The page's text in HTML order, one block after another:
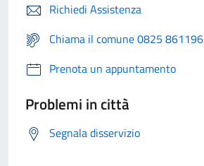
Richiedi Assistenza
Chiama il comune 0825 861196
Prenota un appuntamento
Problemi in città
Segnala disservizio